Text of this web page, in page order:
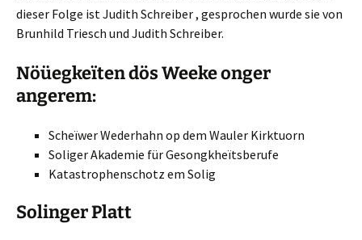
dieser Folge ist Judith Schreiber , gesprochen wurde sie von
Brunhild Triesch und Judith Schreiber.
Nöüegkeïten dös Weeke onger
angerem:
Scheïwer Wederhahn op dem Wauler Kirktuorn
Soliger Akademie für Gesongkheïtsberufe
Katastrophenschotz em Solig
Solinger Platt